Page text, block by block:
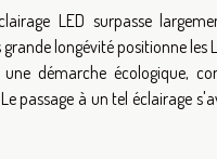
LED surpasse
longévité positionne
démarche écologique,
passage à un tel éclairage